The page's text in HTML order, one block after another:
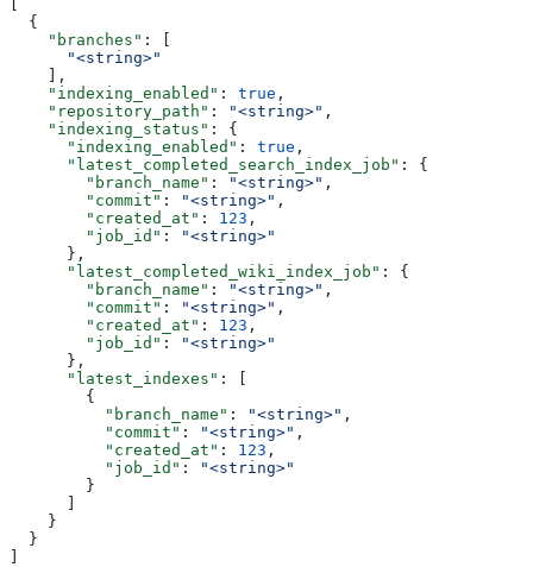
  {
    "branches"
: [
      "<string>"
    ],
    "indexing_enabled"
: true ,
    "repository_path"
: "<string>" ,
    "indexing_status"
: {
      "indexing_enabled"
: true ,
      "latest_completed_search_index_job"
: {
        "branch_name"
: "<string>" ,
        "commit"
: "<string>" ,
        "created_at"
: 123 ,
        "job_id"
:
"<string>"
      },
      "latest_completed_wiki_index_job"
: {
        "branch_name"
: "<string>" ,
        "commit"
: "<string>" ,
        "created_at"
: 123 ,
        "job_id"
:
"<string>"
      },
      "latest_indexes"
: [
        {
          "branch_name"
: "<string>" ,
          "commit"
: "<string>" ,
          "created_at"
: 123 ,
          "job_id"
:
"<string>"
        }
      ]
    }
  }
]